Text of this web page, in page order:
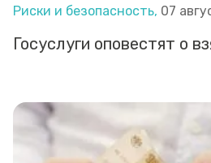
Риски и безопасность, 07
Госуслуги оповестят о